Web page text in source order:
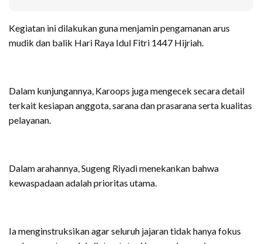
Kegiatan ini dilakukan guna menjamin pengamanan arus
mudik dan balik Hari Raya Idul Fitri 1447 Hijriah.
Dalam kunjungannya, Karoops juga mengecek secara detail
terkait kesiapan anggota, sarana dan prasarana serta kualitas
pelayanan.
Dalam arahannya, Sugeng Riyadi menekankan bahwa
kewaspadaan adalah prioritas utama.
Ia menginstruksikan agar seluruh jajaran tidak hanya fokus